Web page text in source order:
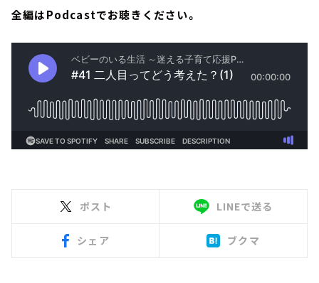
全編はPodcastでお聴きください。
ポスト LINEで送る
シェア ブクマ